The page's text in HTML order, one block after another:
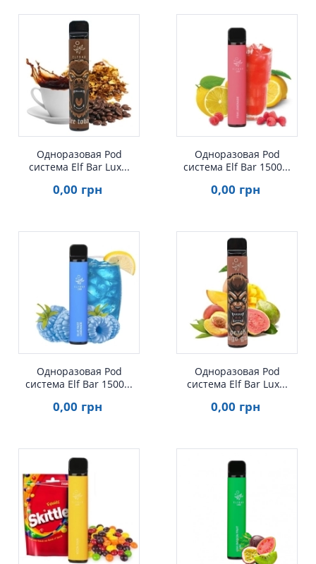
Одноразовая Pod
система Elf Bar Lux...
0,00 грн
Одноразовая Pod
система Elf Bar 1500...
0,00 грн
Одноразовая Pod
система Elf Bar 1500...
0,00 грн
Одноразовая Pod
система Elf Bar Lux...
0,00 грн